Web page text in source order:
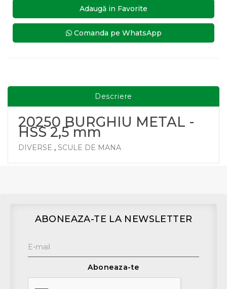
Adaugă in Favorite
Comanda pe WhatsApp
Descriere
20250 BURGHIU METAL -
HSS 2,5 mm
DIVERSE , SCULE DE MANA
ABONEAZA-TE LA NEWSLETTER
Aboneaza-te